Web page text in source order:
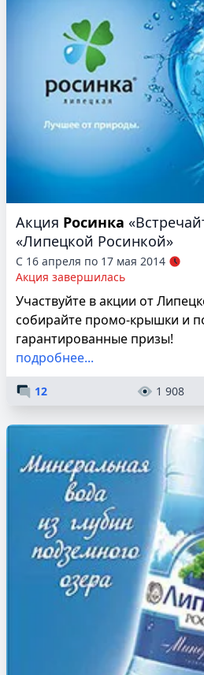
Акция Росинка
«Липецкой Росинкой»
С 16 апреля по 17 мая 2014
Акция завершилась
Участвуйте в акции от
собирайте промо-крышки и
гарантированные призы!
подробнее...
12 1 908